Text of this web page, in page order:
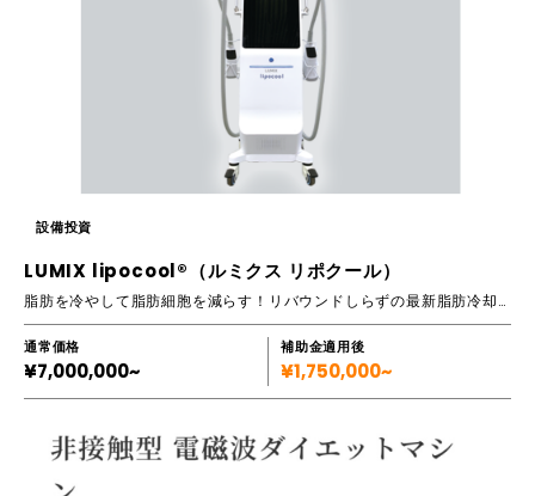
設備投資
LUMIX lipocool®（ルミクス リポクール）
脂肪を冷やして脂肪細胞を減らす！リバウンドしらずの最新脂肪冷却痩身マシンです
通常価格
¥7,000,000~
補助金適用後
¥1,750,000~